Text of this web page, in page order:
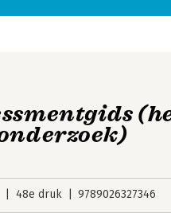
48e druk 9789026327346
Personen